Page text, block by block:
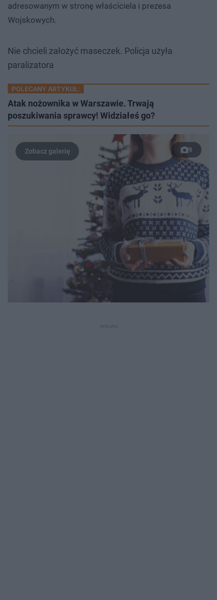
adresowanym w stronę właściciela i prezesa
Wojskowych.
Nie chcieli założyć maseczek. Policja użyła
paralizatora
POLECANY ARTYKUŁ:
Atak nożownika w Warszawie. Trwają
poszukiwania sprawcy! Widziałeś go?
9